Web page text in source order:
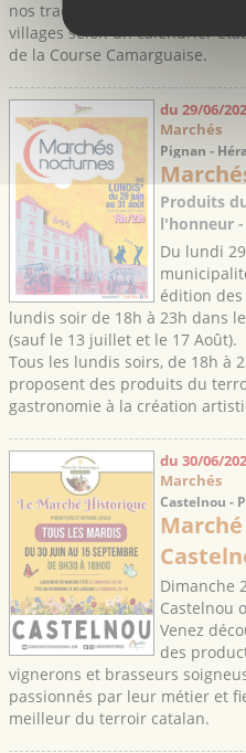
nos traditions, où le taureau
villages selon un calendrier
de la Course Camarguaise.
du 29/06/
Marchés
Pignan -
Produits
l'honneur
Du lundi
édition
lundis soir de 18h à 23h dans
(sauf le 13 juillet et le 17 Août).
Tous les lundis soirs, de 18h à
proposent des produits du
gastronomie à la création
du 30/06/
Marchés
Castelnou -
Dimanche
Castelnou
Venez
des
vignerons et brasseurs
passionnés par leur métier et
meilleur du terroir catalan.